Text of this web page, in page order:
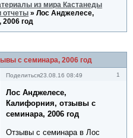
из мира Кастанеды
отчеты »Лос Анджелесе,
год
с семинара, 2006 год
Поделиться 1
23.08.16 08:49
Лос Анджелесе,
Калифорния, отзывы с
семинара, 2006 год
Отзывы с семинара в Лос